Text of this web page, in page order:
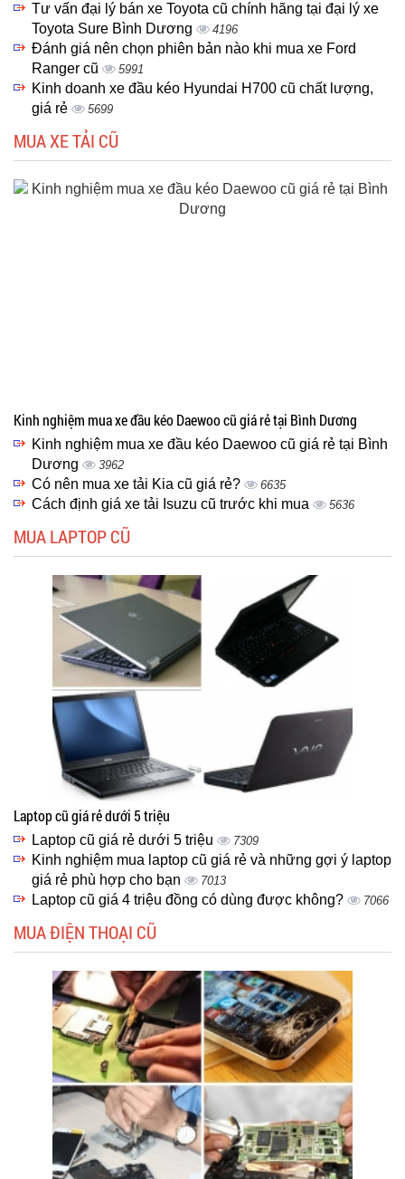
Tư vấn đại lý bán xe Toyota cũ chính hãng tại đại lý xe
Toyota Sure Bình Dương
4196
Đánh giá nên chọn phiên bản nào khi mua xe Ford
Ranger cũ
5991
Kinh doanh xe đầu kéo Hyundai H700 cũ chất lượng,
giá rẻ
5699
MUA XE TẢI CŨ
Kinh nghiệm mua xe đầu kéo Daewoo cũ giá rẻ tại Bình Dương
Kinh nghiệm mua xe đầu kéo Daewoo cũ giá rẻ tại Bình
Dương
3962
Có nên mua xe tải Kia cũ giá rẻ? 6635
Cách định giá xe tải Isuzu cũ trước khi mua 5636
MUA LAPTOP CŨ
Laptop cũ giá rẻ dưới 5 triệu
Laptop cũ giá rẻ dưới 5 triệu 7309
Kinh nghiệm mua laptop cũ giá rẻ và những gợi ý laptop
giá rẻ phù hợp cho bạn
7013
Laptop cũ giá 4 triệu đồng có dùng được không? 7066
MUA ĐIỆN THOẠI CŨ